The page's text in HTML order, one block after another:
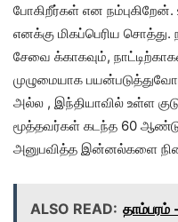
போகிறீர்கள் என
எனக்கு மிகப்பெரிய சொத்து.
சேவை க்காகவும்,
முழுமையாக
அல்ல , இந்தியாவில் உள்ள
மூத்தவர்கள் கடந்த 60
அனுபவித்த இன்னல்களை
ALSO READ: தாம்பரம்